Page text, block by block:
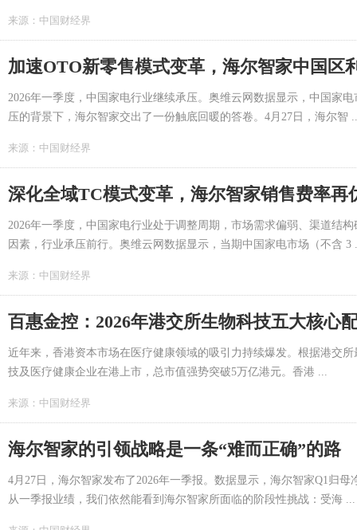
来源： 中国财经界
加速OTO新零售模式变革，海尔智家中国区
2026年一季度，中国家电行业继续承压。奥维云网数据显示，中国家
压的背景下，海尔智家交出了一份触底回暖的答卷。4月27日，海尔智
来源： 中国财经界
深化全域TC模式变革，海尔智家销售费率再
2026年一季度，中国家电行业处于调整周期，市场需求偏弱、渠道结
因素，行业承压前行。奥维云网数据显示，当期中国家电市场（不含 3
来源： 中国财经界
百惠金控：2026年港交所生物科技五大核心
近年来，香港资本市场在医疗健康领域的吸引力持续爆发。根据港交
技及医疗健康企业在港上市，总市值强势突破5万亿港元。香港 ...
来源： 中国财经界
海尔智家的引领战略是一条“难而正确”的路
4月27日，海尔智家发布了2026年一季报。数据显示，海尔智家Q1归
从一季报业绩，我们依然能看到海尔智家所面临的阶段性挑战：受海 ...